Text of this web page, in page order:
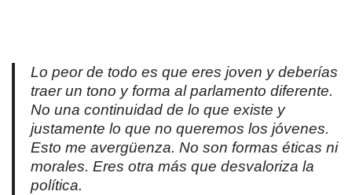
Lo peor de todo es que eres joven y deberías
traer un tono y forma al parlamento diferente.
No una continuidad de lo que existe y
justamente lo que no queremos los jóvenes.
Esto me avergüenza. No son formas éticas ni
morales. Eres otra más que desvaloriza la
política.